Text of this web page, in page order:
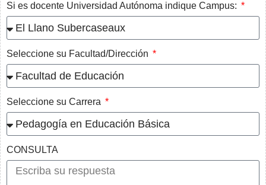
Si es docente Universidad Autónoma indique Campus:
Seleccione su Facultad/Dirección
Seleccione su Carrera
CONSULTA